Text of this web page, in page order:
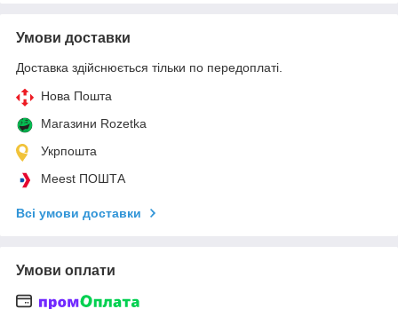
Умови доставки
Доставка здійснюється тільки по передоплаті.
Нова Пошта
Магазини Rozetka
Укрпошта
Meest ПОШТА
Всі умови доставки
Умови оплати